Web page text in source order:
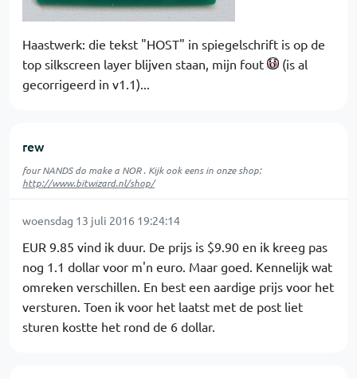
Haastwerk: die tekst "HOST" in spiegelschrift is op de
top silkscreen layer blijven staan, mijn fout
(is al
gecorrigeerd in v1.1)...
rew
four NANDS do make a NOR . Kijk ook eens in onze shop:
http://www.bitwizard.nl/shop/
woensdag 13 juli 2016 19:24:14
EUR 9.85 vind ik duur. De prijs is $9.90 en ik kreeg pas
nog 1.1 dollar voor m'n euro. Maar goed. Kennelijk wat
omreken verschillen. En best een aardige prijs voor het
versturen. Toen ik voor het laatst met de post liet
sturen kostte het rond de 6 dollar.